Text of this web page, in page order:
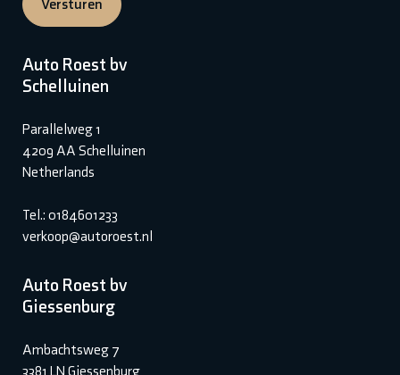
Versturen
Auto Roest bv
Schelluinen
Parallelweg 1
4209 AA Schelluinen
Netherlands
Tel.: 0184601233
verkoop@autoroest.nl
Auto Roest bv
Giessenburg
Ambachtsweg 7
3381 LN Giessenburg